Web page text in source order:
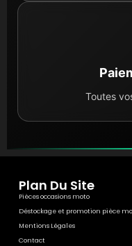
Toutes
Plan Du Site
Pièces occasions moto
Déstockage et promotion pièce
Mentions Légales
Contact